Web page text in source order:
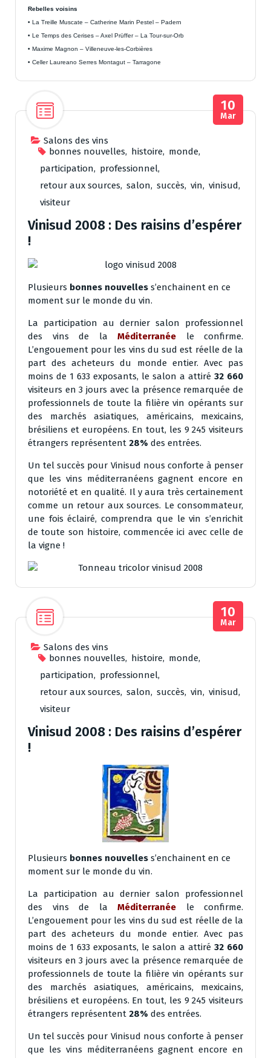
Rebelles voisins
• La Treille Muscate – Catherine Marin Pestel – Padern
• Le Temps des Cerises – Axel Prüffer – La Tour-sur-Orb
• Maxime Magnon – Villeneuve-les-Corbières
• Celler Laureano Serres Montagut – Tarragone
Salons des vins
bonnes nouvelles, histoire, monde,
participation, professionnel,
retour aux sources, salon, succès, vin, vinisud,
visiteur
10
Mar
Vinisud 2008 : Des raisins d’espérer
!
Plusieurs bonnes nouvelles s’enchainent en ce
moment sur le monde du vin.
La participation au dernier salon professionnel
des vins de la Méditerranée le confirme.
L’engouement pour les vins du sud est réelle de la
part des acheteurs du monde entier. Avec pas
moins de 1 633 exposants, le salon a attiré 32 660
visiteurs en 3 jours avec la présence remarquée de
professionnels de toute la filière vin opérants sur
des marchés asiatiques, américains, mexicains,
brésiliens et européens. En tout, les 9 245 visiteurs
étrangers représentent 28% des entrées.
Un tel succès pour Vinisud nous conforte à penser
que les vins méditerranéens gagnent encore en
notoriété et en qualité. Il y aura très certainement
comme un retour aux sources. Le consommateur,
une fois éclairé, comprendra que le vin s’enrichit
de toute son histoire, commencée ici avec celle de
la vigne !
Salons des vins
bonnes nouvelles, histoire, monde,
participation, professionnel,
retour aux sources, salon, succès, vin, vinisud,
visiteur
10
Mar
Vinisud 2008 : Des raisins d’espérer
!
Plusieurs bonnes nouvelles s’enchainent en ce
moment sur le monde du vin.
La participation au dernier salon professionnel
des vins de la Méditerranée le confirme.
L’engouement pour les vins du sud est réelle de la
part des acheteurs du monde entier. Avec pas
moins de 1 633 exposants, le salon a attiré 32 660
visiteurs en 3 jours avec la présence remarquée de
professionnels de toute la filière vin opérants sur
des marchés asiatiques, américains, mexicains,
brésiliens et européens. En tout, les 9 245 visiteurs
étrangers représentent 28% des entrées.
Un tel succès pour Vinisud nous conforte à penser
que les vins méditerranéens gagnent encore en